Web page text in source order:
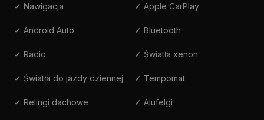
✓ Nawigacja ✓ Apple CarPlay
✓ Android Auto ✓ Bluetooth
✓ Radio ✓ Światła xenon
✓ Światła do jazdy dziennej ✓ Tempomat
✓ Relingi dachowe ✓ Alufelgi